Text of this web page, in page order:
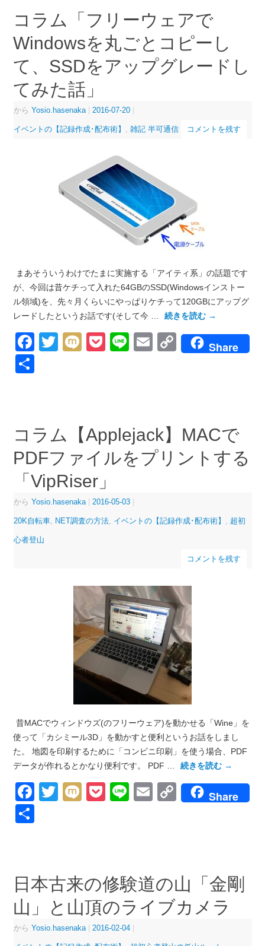
コラム「フリーウェアで
Windowsを丸ごとコピーし
て、SSDをアップグレードし
てみた話」
から Yosio.hasenaka | 2016-07-20 |
イベントの【記録作成･配布術】 雑記 半可通信 コメントを残す
まあそういうわけでたまに実施する「アイティ系」の話題です
が、今回は昔ケチって入れた64GBのSSD(Windowsインストー
ル領域)を、先々月くらいにやっぱりケチって120GBにアップグ
レードしたというお話です(そして今 …
続きを読む →
Facebook
Twitter
MixiPocket
LineEmailCopyShare
コラム【Applejack】MACで
PDFファイルをプリントする
「VipRiser」
から Yosio.hasenaka 2016-05-03
20K自転車, NET調査の方法, イベントの【記録作成･配布術】 超初
心者登山
コメントを残す
昔MACでウィンドウズ(のフリーウェア)を動かせる「Wine」を
使って「カシミール3D」を動かすと便利というお話をしまし
た。 地図を印刷するために「コンビニ印刷」を使う場合、PDF
データが作れるとかなり便利です。 PDF …
続きを読む →
Facebook
Twitter
MixiPocket
LineEmail
CopyShare
共
日本古来の修験道の山「金剛
山」と山頂のライブカメラ
から Yosio.hasenaka 2016-02-04